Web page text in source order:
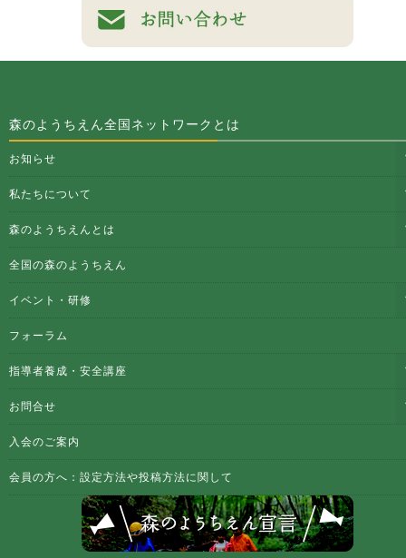
森のようちえん全国ネットワークとは
お知らせ
私たちについて
森のようちえんとは
全国の森のようちえん
イベント・研修
フォーラム
指導者養成・安全講座
お問合せ
入会のご案内
会員の方へ：設定方法や投稿方法に関して